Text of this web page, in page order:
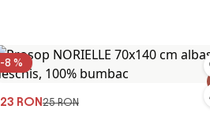
-8 %
23 RON25 RON